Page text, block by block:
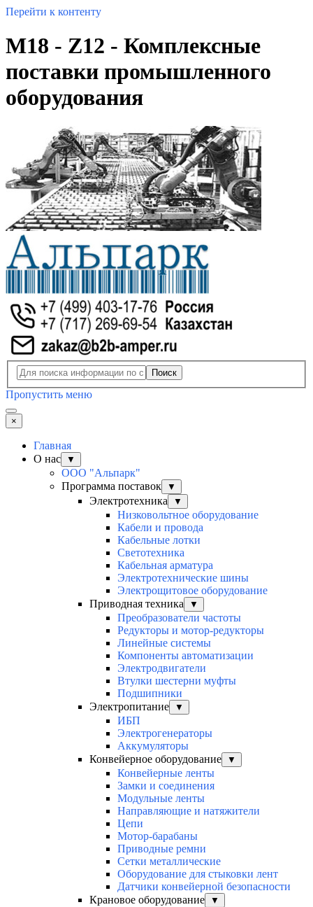
Перейти к контенту
M18 - Z12 - Комплексные
поставки промышленного
оборудования
Поиск
Пропустить меню
×
Главная
О нас
▼
ООО "Альпарк"
Программа поставок
▼
Электротехника ▼
Низковольтное оборудование
Кабели и провода
Кабельные лотки
Светотехника
Кабельная арматура
Электротехнические шины
Электрощитовое оборудование
Приводная техника
▼
Преобразователи частоты
Редукторы и мотор-редукторы
Линейные системы
Компоненты автоматизации
Электродвигатели
Втулки шестерни муфты
Подшипники
Электропитание
▼
ИБП
Электрогенераторы
Аккумуляторы
Конвейерное оборудование
▼
Конвейерные ленты
Замки и соединения
Модульные ленты
Направляющие и натяжители
Цепи
Мотор-барабаны
Приводные ремни
Сетки металлические
Оборудование для стыковки лент
Датчики конвейерной безопасности
Крановое оборудование
▼